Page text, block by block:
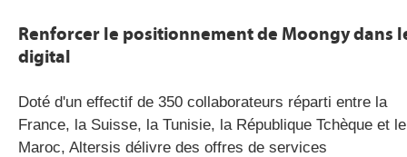
Renforcer le positionnement de Moongy dans
digital
Doté d'un effectif de 350 collaborateurs réparti entre la
France, la Suisse, la Tunisie, la République Tchèque et le
Maroc, Altersis délivre des offres de services